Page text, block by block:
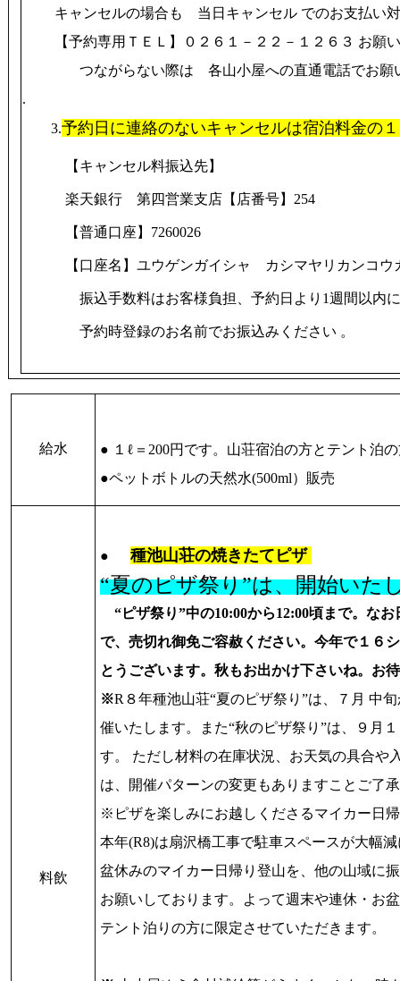
キャンセルの場合も
当日キャンセル でのお支払い
【予約専用ＴＥＬ】０２６１－２２－１２６３ お願
つながらない際は 各山小屋への直通電話でお願
.
3.予約日に連絡のないキャンセルは宿泊料金の
【キャンセル料振込先】
楽天銀行 第四営業支店【店番号】 254
【普通口座】 7260026
【口座名】ユウゲンガイシャ カシマヤリカンコ
振込手数料はお客様負担、予約日より 1週間以内
予約時登録のお名前でお振込みください 。
給水 ● １ℓ＝200円です。山荘宿泊の方とテント泊
●ペットボトルの天然水(500ml）販売
料飲
● 種池山荘の焼きたてピザ
“夏のピザ祭り”は、開始いた
“ピザ祭り”中の10:00から12:00頃まで。な
で、売切れ御免ご容赦ください。今年で１６
とうございます。 秋もお出かけ下さいね。お
※R８年種池山荘“夏のピザ祭り”は、７月 中
催いたします。また“秋のピザ祭り”は、９月
す。 ただし材料の在庫状況、 お天気の具合や
は、開催パターンの変更もありますことご了
※ピザを楽しみにお越しくださるマイカー日
本年(R8)は扇沢橋工事で駐車スペースが大幅
盆休みのマイカー日帰り登山を、他の山域に
お願いしております。よって週末や連休・お
テント泊りの方に限定させていただきます。